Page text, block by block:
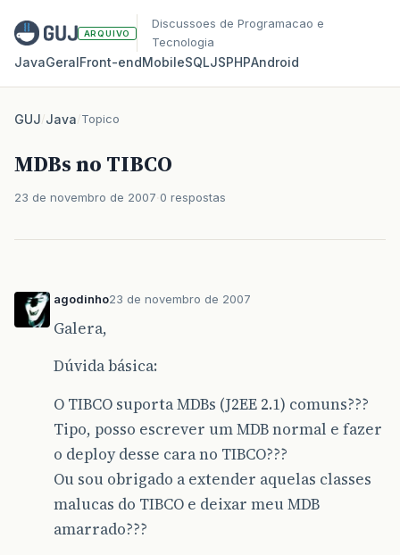
ARQUIVO
Discussoes de Programacao e
Tecnologia
JavaGeralFront‑endMobileSQLJSPHPAndroid
GUJ/Java/Topico
MDBs no TIBCO
23 de novembro de 2007 0 respostas
agodinho23 de novembro de 2007
Galera,
Dúvida básica:
O TIBCO suporta MDBs (J2EE 2.1) comuns???
Tipo, posso escrever um MDB normal e fazer
o deploy desse cara no TIBCO???
Ou sou obrigado a extender aquelas classes
malucas do TIBCO e deixar meu MDB
amarrado???